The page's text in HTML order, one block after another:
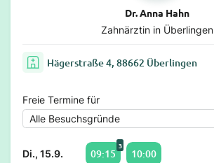
Dr. Anna Hahn
Zahnärztin in Überlingen
Hägerstraße 4, 88662 Überlingen
Freie Termine für
Di., 15.9. 09:15
3
10:00